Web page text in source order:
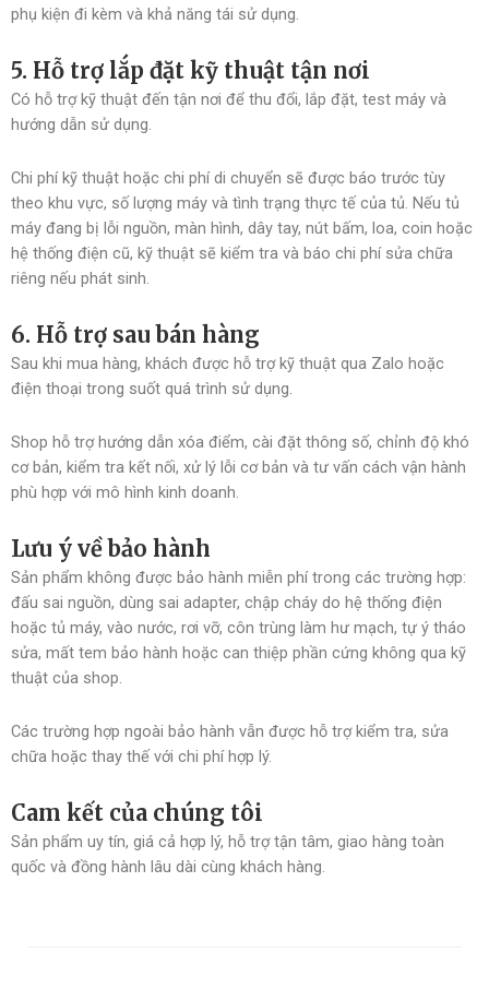
phụ kiện đi kèm và khả năng tái sử dụng.
5. Hỗ trợ lắp đặt kỹ thuật tận nơi
Có hỗ trợ kỹ thuật đến tận nơi để thu đổi, lắp đặt, test máy và
hướng dẫn sử dụng.
Chi phí kỹ thuật hoặc chi phí di chuyển sẽ được báo trước tùy
theo khu vực, số lượng máy và tình trạng thực tế của tủ. Nếu tủ
máy đang bị lỗi nguồn, màn hình, dây tay, nút bấm, loa, coin hoặc
hệ thống điện cũ, kỹ thuật sẽ kiểm tra và báo chi phí sửa chữa
riêng nếu phát sinh.
6. Hỗ trợ sau bán hàng
Sau khi mua hàng, khách được hỗ trợ kỹ thuật qua Zalo hoặc
điện thoại trong suốt quá trình sử dụng.
Shop hỗ trợ hướng dẫn xóa điểm, cài đặt thông số, chỉnh độ khó
cơ bản, kiểm tra kết nối, xử lý lỗi cơ bản và tư vấn cách vận hành
phù hợp với mô hình kinh doanh.
Lưu ý về bảo hành
Sản phẩm không được bảo hành miễn phí trong các trường hợp:
đấu sai nguồn, dùng sai adapter, chập cháy do hệ thống điện
hoặc tủ máy, vào nước, rơi vỡ, côn trùng làm hư mạch, tự ý tháo
sửa, mất tem bảo hành hoặc can thiệp phần cứng không qua kỹ
thuật của shop.
Các trường hợp ngoài bảo hành vẫn được hỗ trợ kiểm tra, sửa
chữa hoặc thay thế với chi phí hợp lý.
Cam kết của chúng tôi
Sản phẩm uy tín, giá cả hợp lý, hỗ trợ tận tâm, giao hàng toàn
quốc và đồng hành lâu dài cùng khách hàng.